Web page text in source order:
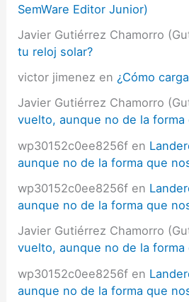
SemWare Editor Junior)
Javier Gutiérrez Chamorro
tu reloj solar?
victor jimenez en ¿Cómo
Javier Gutiérrez Chamorro
vuelto, aunque no de la forma
wp30152c0ee8256f en
aunque no de la forma que
wp30152c0ee8256f en
aunque no de la forma que
Javier Gutiérrez Chamorro
vuelto, aunque no de la forma
wp30152c0ee8256f en
aunque no de la forma que